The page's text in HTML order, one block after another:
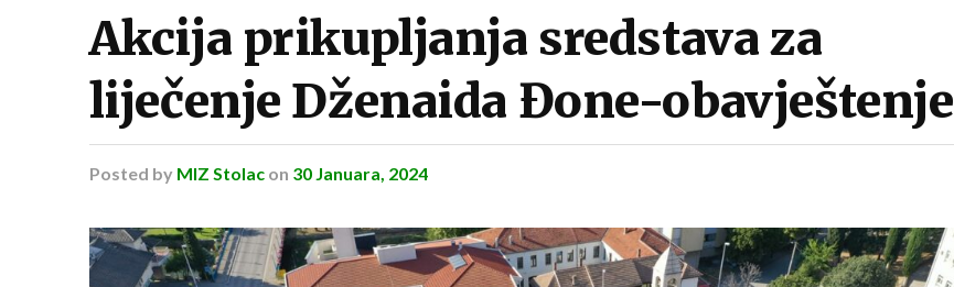
Akcija prikupljanja sredstava za
liječenje Dženaida Đone-obavještenje
Posted by MIZ Stolac on 30 Januara, 2024